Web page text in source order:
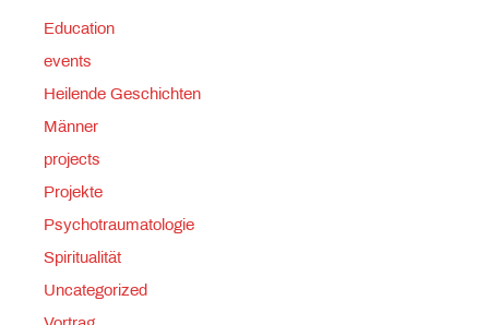
Education
events
Heilende Geschichten
Männer
projects
Projekte
Psychotraumatologie
Spiritualität
Uncategorized